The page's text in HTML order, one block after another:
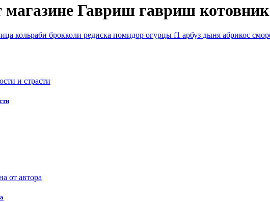
магазине Гавриш гавриш котовник
кольраби брокколи редиска помидор огурцы f1 арбуз дыня абрикос